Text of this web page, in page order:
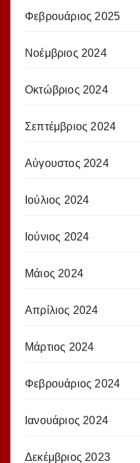
Φεβρουάριος 2025
Νοέμβριος 2024
Οκτώβριος 2024
Σεπτέμβριος 2024
Αύγουστος 2024
Ιούλιος 2024
Ιούνιος 2024
Μάιος 2024
Απρίλιος 2024
Μάρτιος 2024
Φεβρουάριος 2024
Ιανουάριος 2024
Δεκέμβριος 2023